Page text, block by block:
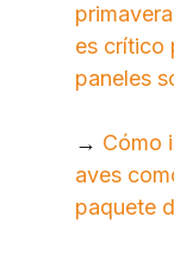
es crítico
paneles
→ Cómo
aves
paquete